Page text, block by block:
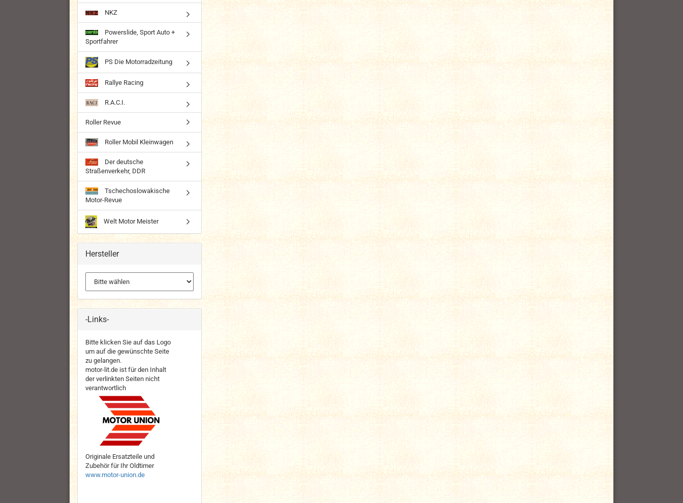
NKZ
Powerslide, Sport Auto +
Sportfahrer
PS Die Motorradzeitung
Rallye Racing
R.A.C.I.
Roller Revue
Roller Mobil Kleinwagen
Der deutsche
Straßenverkehr, DDR
Tschechoslowakische
Motor-Revue
Welt Motor Meister
Hersteller
-Links-
Bitte klicken Sie auf das Logo
um auf die gewünschte Seite
zu gelangen.
motor-lit.de ist für den Inhalt
der verlinkten Seiten nicht
verantwortlich
Originale Ersatzteile und
Zubehör für Ihr Oldtimer
www.motor-union.de